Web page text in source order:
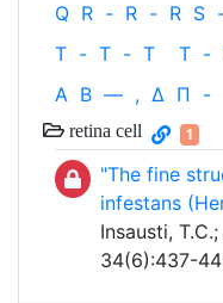
Q R - R - R S
T - T - T T -
Α Β — , Δ Π -
retina cell 1
"The fine
infestans
Insausti,
34(6):437-